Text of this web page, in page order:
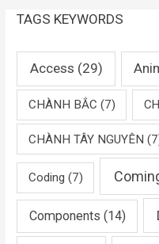
TAGS KEYWORDS
Access (29)
CHÀNH BẮC (7)
CHÀNH TÂY NGUYÊN
Coding (7)
Components (14)